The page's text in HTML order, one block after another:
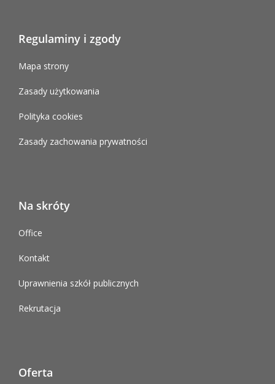
Regulaminy i zgody
Mapa strony
Zasady użytkowania
Polityka cookies
Zasady zachowania prywatności
Na skróty
Office
Kontakt
Uprawnienia szkół publicznych
Rekrutacja
Oferta